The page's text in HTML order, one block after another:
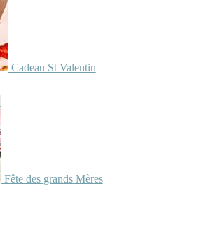
Cadeau St Valentin
Fête des grands Mères